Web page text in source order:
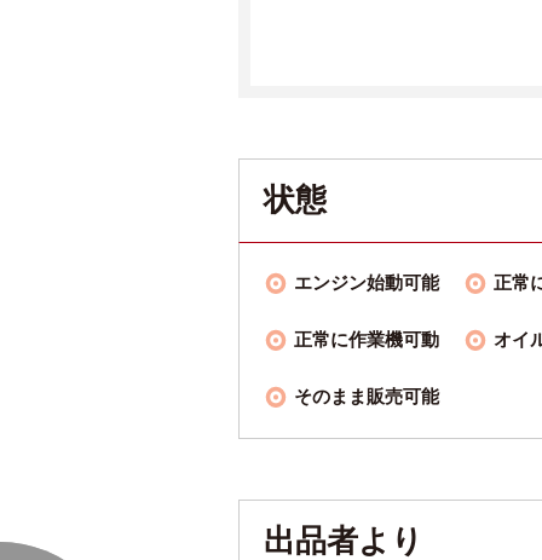
状態
エンジン始動可能 正常
正常に作業機可動 オイ
そのまま販売可能
出品者より